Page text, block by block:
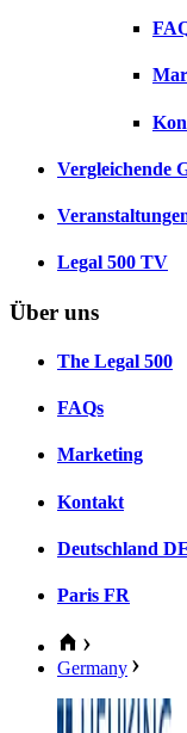
Vergleichende
Legal 500 TV
Über uns
The Legal 500
FAQs
Marketing
Kontakt
Deutschland
Paris FR
Germany